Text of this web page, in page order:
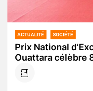
ACTUALITÉ SOCIÉTÉ
Prix National
Ouattara célèbre
l’excellence et
mérite